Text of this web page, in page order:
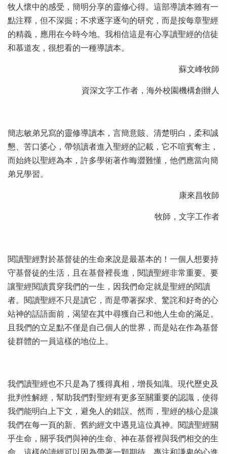
牧人懷中的感受，簡明分享的靈修心得。這部導讀本雖有一
點注釋，但不深掘；不求逐字逐句的研究，而是按每章聖經
的精義，應用在今時今地。我相信這是有心享讀聖經的信徒
和慕道友，很想看的一種導讀本。
蘇文峰牧師
資深文字工作者，海外校園機構創辦人
簡志敏弟兄寫的靈修導讀本，言簡意賅、清楚明白，柔和誠
懇、苦口婆心，帶領讀者進入聖經的記載，它不喧賓奪主，
而始終以聖經為本，許多學術著作晦澀難懂，他們應當向簡
弟兄學習。
康來昌牧師
牧師，文字工作者
閱讀聖經對於基督徒的生命來說是最基本的！一個人想要持
守基督徒的生活，且在基督裡長進，閱讀聖經非常重要。要
讓聖經閱讀貫穿我們的一生，因我們命定就是聖經的閱讀
者。閱讀聖經不只是讀它，而是帶著探求、驚詫和好奇的心
站神的話語面前，渴望在其中尋獲自己和他人生命的滿足。
且我們的立足點不僅是自己個人的世界，而是站在作為基督
徒群體的一員這樣的地位上。
我們讀聖經也不只是為了獲得真相，增長知識。現代歷史及
批判性解經，幫助我們對聖經有更多至關重要的認識，使得
我們能明白上下文，避免人的錯誤。然而，聖經的核心是讓
我們在每一頁的新、舊約經文中遇見這位真神。閱讀聖經關
乎生命，關乎我們與神的生命、神在基督裡與我們相交的生